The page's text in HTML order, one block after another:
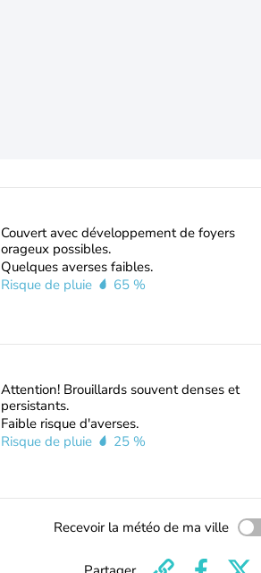
Couvert avec développement de foyers
orageux possibles.
Quelques averses faibles.
Risque de pluie
65 %
Attention! Brouillards souvent denses et
persistants.
Faible risque d'averses.
Risque de pluie
25 %
Recevoir la météo de ma ville